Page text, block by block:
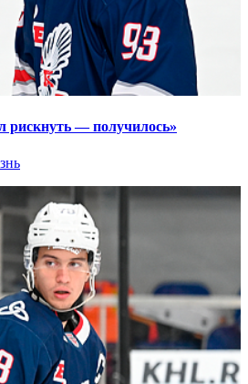
рискнуть — получилось»